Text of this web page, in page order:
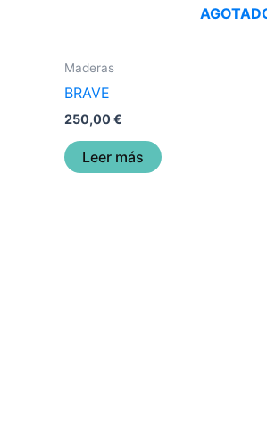
Maderas
BRAVE
250,00€
Leer más